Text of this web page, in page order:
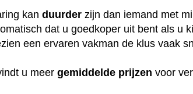
kanduurder zijn dan iemand met
dat u goedkoper uit bent als u
een ervaren vakman de klus vaak
u meergemiddelde prijzen voor